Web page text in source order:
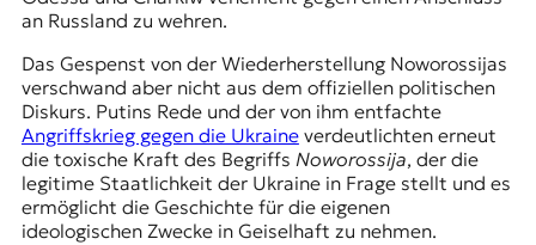
an Russland zu wehren.
Das Gespenst von der Wiederherstellung Noworossijas
verschwand aber nicht aus dem offiziellen politischen
Diskurs. Putins Rede und der von ihm entfachte
Angriffskrieg gegen die Ukraineverdeutlichten erneut
die toxische Kraft des Begriffs Noworossija, der die
legitime Staatlichkeit der Ukraine in Frage stellt und es
ermöglicht die Geschichte für die eigenen
ideologischen Zwecke in Geiselhaft zu nehmen.